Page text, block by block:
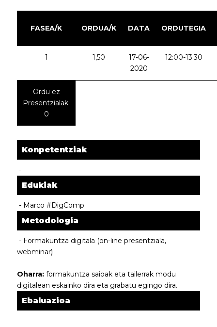
FASEA/K ORDUA/K DATA ORDUTEGIA
1 1,50
17-06-
2020
12:00-13:30
Ordu ez
Presentzialak:
0
Konpetentziak
-
Edukiak
- Marco #DigComp
Metodologia
- Formakuntza digitala (on-line presentziala,
webminar)
Oharra: formakuntza saioak eta tailerrak modu
digitalean eskainko dira eta grabatu egingo dira.
Ebaluazioa